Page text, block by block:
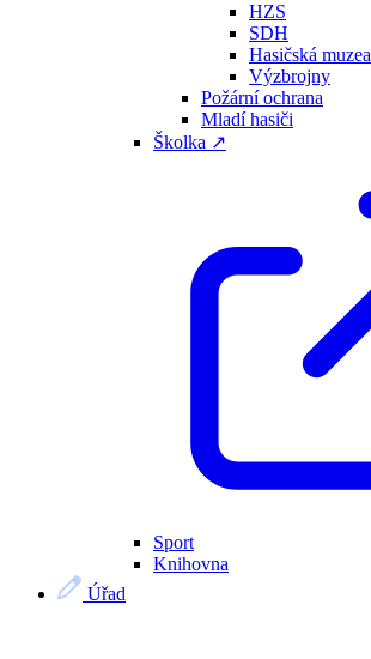
HZS
SDH
Hasičská muzea
Výzbrojny
Požární ochrana
Mladí hasiči
Školka ↗
Sport
Knihovna
Úřad